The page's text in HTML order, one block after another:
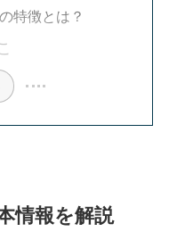
特徴とは？
情報を解説